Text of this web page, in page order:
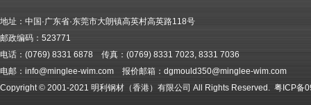
地址：中国·广东省·东莞市大朗镇高英村高英路118号
邮政编码：523771
电话：(0769) 8331 6878 传真：(0769) 8331 7023, 8331 7036
电邮：info@minglee-wim.com 报价邮箱：dgmould350@minglee-wim.com
Copyright © 2001-2021 明利钢材（香港）有限公司 All Rights Reserved. 粤ICP备